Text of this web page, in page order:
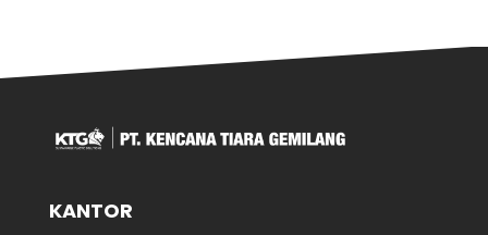
KANTOR